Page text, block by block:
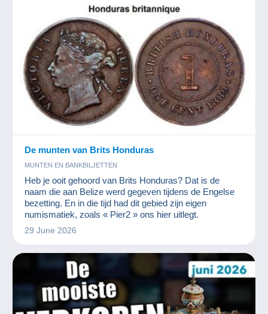
De munten van Brits Honduras
MUNTEN EN BANKBILJETTEN
Heb je ooit gehoord van Brits Honduras? Dat is de
naam die aan Belize werd gegeven tijdens de Engelse
bezetting. En in die tijd had dit gebied zijn eigen
numismatiek, zoals « Pier2 » ons hier uitlegt.
29 June 2026